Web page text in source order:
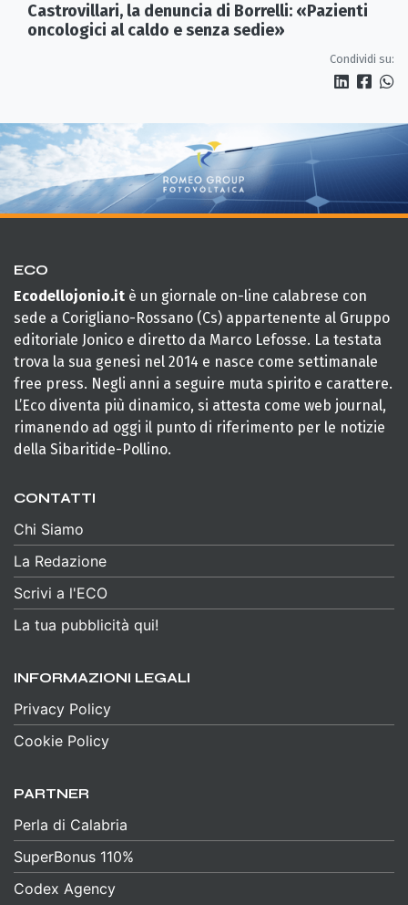
Castrovillari, la denuncia di Borrelli: «Pazienti
oncologici al caldo e senza sedie»
Condividi su:
ECO
Ecodellojonio.it è un giornale on-line calabrese con
sede a Corigliano-Rossano (Cs) appartenente al Gruppo
editoriale Jonico e diretto da Marco Lefosse. La testata
trova la sua genesi nel 2014 e nasce come settimanale
free press. Negli anni a seguire muta spirito e carattere.
L’Eco diventa più dinamico, si attesta come web journal,
rimanendo ad oggi il punto di riferimento per le notizie
della Sibaritide-Pollino.
CONTATTI
Chi Siamo
La Redazione
Scrivi a l'ECO
La tua pubblicità qui!
INFORMAZIONI LEGALI
Privacy Policy
Cookie Policy
PARTNER
Perla di Calabria
SuperBonus 110%
Codex Agency